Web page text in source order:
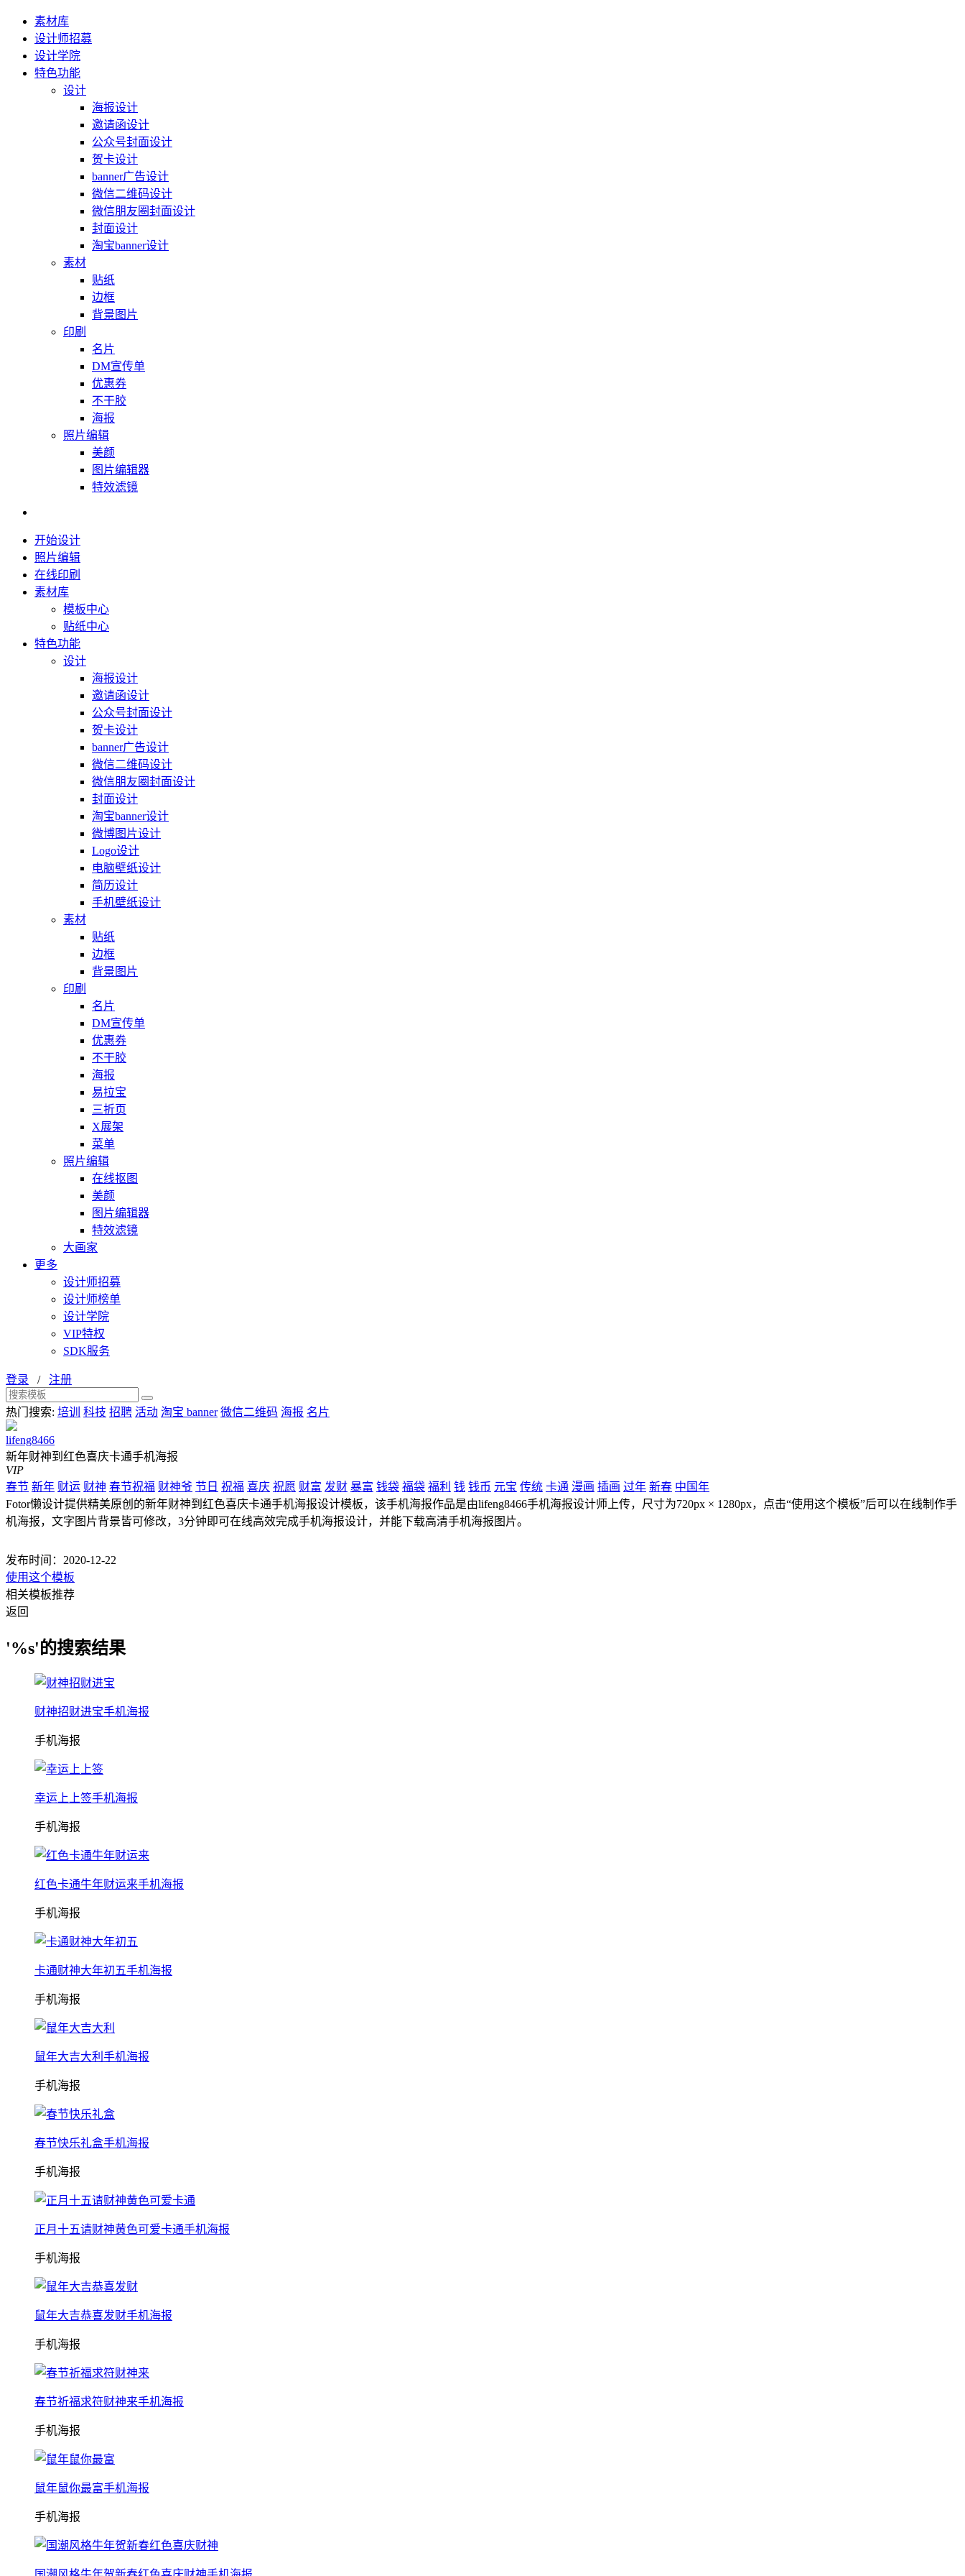
素材库
设计师招募
设计学院
特色功能
设计
海报设计
邀请函设计
公众号封面设计
贺卡设计
banner广告设计
微信二维码设计
微信朋友圈封面设计
封面设计
淘宝banner设计
素材
贴纸
边框
背景图片
印刷
名片
DM宣传单
优惠券
不干胶
海报
照片编辑
美颜
图片编辑器
特效滤镜
开始设计
照片编辑
在线印刷
素材库
模板中心
贴纸中心
特色功能
设计
海报设计
邀请函设计
公众号封面设计
贺卡设计
banner广告设计
微信二维码设计
微信朋友圈封面设计
封面设计
淘宝banner设计
微博图片设计
Logo设计
电脑壁纸设计
简历设计
手机壁纸设计
素材
贴纸
边框
背景图片
印刷
名片
DM宣传单
优惠券
不干胶
海报
易拉宝
三折页
X展架
菜单
照片编辑
在线抠图
美颜
图片编辑器
特效滤镜
大画家
更多
设计师招募
设计师榜单
设计学院
VIP特权
SDK服务
登录 / 注册
热门搜索: 培训 科技 招聘 活动 淘宝 banner 微信二维码 海报 名片
lifeng8466
新年财神到红色喜庆卡通手机海报
VIP
春节 新年 财运 财神 春节祝福 财神爷 节日 祝福 喜庆 祝愿 财富 发财 暴富 钱袋 福袋 福利 钱 钱币 元宝 传统 卡通 漫画 插画 过年 新春 中国年
Fotor懒设计提供精美原创的新年财神到红色喜庆卡通手机海报设计模板，该手机海报作品是由lifeng8466手机海报设计师上传，尺寸为720px × 1280px，点击“使用这个模板”后可以在线制作手
机海报，文字图片背景皆可修改，3分钟即可在线高效完成手机海报设计，并能下载高清手机海报图片。
发布时间：2020-12-22
使用这个模板
相关模板推荐
返回
'%s'的搜索结果
财神招财进宝手机海报
手机海报
幸运上上签手机海报
手机海报
红色卡通牛年财运来手机海报
手机海报
卡通财神大年初五手机海报
手机海报
鼠年大吉大利手机海报
手机海报
春节快乐礼盒手机海报
手机海报
正月十五请财神黄色可爱卡通手机海报
手机海报
鼠年大吉恭喜发财手机海报
手机海报
春节祈福求符财神来手机海报
手机海报
鼠年鼠你最富手机海报
手机海报